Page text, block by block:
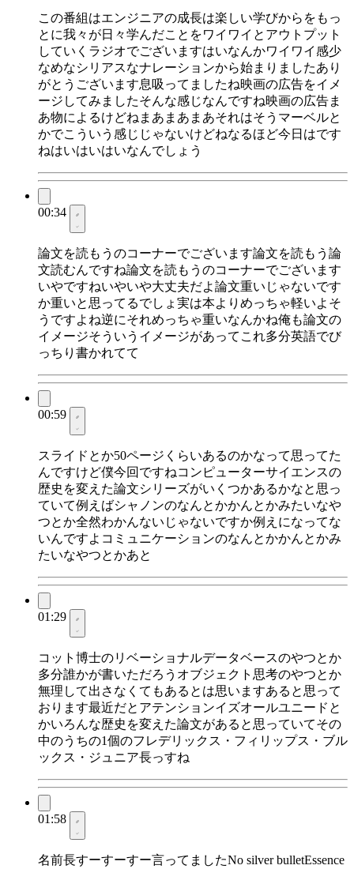
この番組はエンジニアの成長は楽しい学びからをもっ
とに我々が日々学んだことをワイワイとアウトプット
していくラジオでございますはいなんかワイワイ感少
なめなシリアスなナレーションから始まりましたあり
がとうございます息吸ってましたね映画の広告をイメ
ージしてみましたそんな感じなんですね映画の広告ま
あ物によるけどねまあまあまあそれはそうマーベルと
かでこういう感じじゃないけどねなるほど今日はです
ねはいはいはいなんでしょう
00:34
論文を読もうのコーナーでございます論文を読もう論
文読むんですね論文を読もうのコーナーでございます
いやですねいやいや大丈夫だよ論文重いじゃないです
か重いと思ってるでしょ実は本よりめっちゃ軽いよそ
うですよね逆にそれめっちゃ重いなんかね俺も論文の
イメージそういうイメージがあってこれ多分英語でび
っちり書かれてて
00:59
スライドとか50ページくらいあるのかなって思ってた
んですけど僕今回ですねコンピューターサイエンスの
歴史を変えた論文シリーズがいくつかあるかなと思っ
ていて例えばシャノンのなんとかかんとかみたいなや
つとか全然わかんないじゃないですか例えになってな
いんですよコミュニケーションのなんとかかんとかみ
たいなやつとかあと
01:29
コット博士のリベーショナルデータベースのやつとか
多分誰かが書いただろうオブジェクト思考のやつとか
無理して出さなくてもあるとは思いますあると思って
おります最近だとアテンションイズオールユニードと
かいろんな歴史を変えた論文があると思っていてその
中のうちの1個のフレデリックス・フィリップス・ブル
ックス・ジュニア長っすね
01:58
名前長すーすーすー言ってましたNo silver bulletEssence